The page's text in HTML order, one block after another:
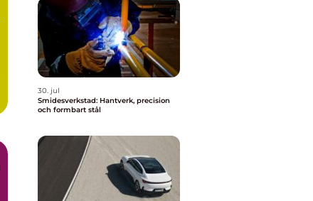
30. jul
Smidesverkstad: Hantverk, precision
och formbart stål